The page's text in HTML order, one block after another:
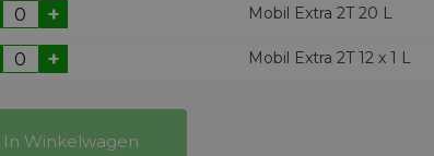
+ Mobil Extra 2T 20 L
+ Mobil Extra 2T 12 x 1 L
In Winkelwagen